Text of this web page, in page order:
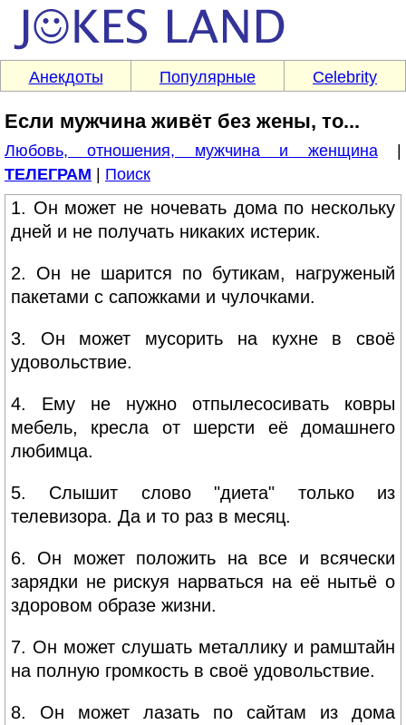
Анекдоты Популярные Celebrity
Если мужчина живёт без жены, то...
Любовь, отношения, мужчина и женщина|
ТЕЛЕГРАМ
Поиск
1. Он может не ночевать дома по нескольку
дней и не получать никаких истерик.
2. Он не шарится по бутикам, нагруженый
пакетами с сапожками и чулочками.
3. Он может мусорить на кухне в своё
удовольствие.
4. Ему не нужно отпылесосивать ковры
мебель, кресла от шерсти её домашнего
любимца.
5. Слышит слово "диета" только из
телевизора. Да и то раз в месяц.
6. Он может положить на все и всячески
зарядки не рискуя нарваться на её нытьё о
здоровом образе жизни.
7. Он может слушать металлику и рамштайн
на полную громкость в своё удовольствие.
8. Он может лазать по сайтам из дома